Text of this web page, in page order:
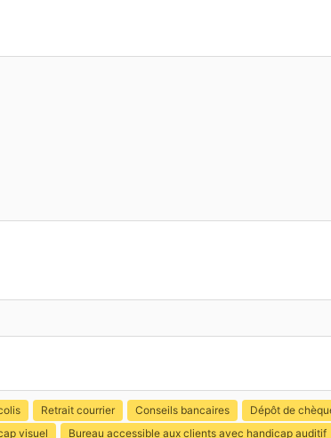
Retrait courrier Conseils bancaires
Dépôt de
visuel Bureau accessible aux clients avec handicap auditif